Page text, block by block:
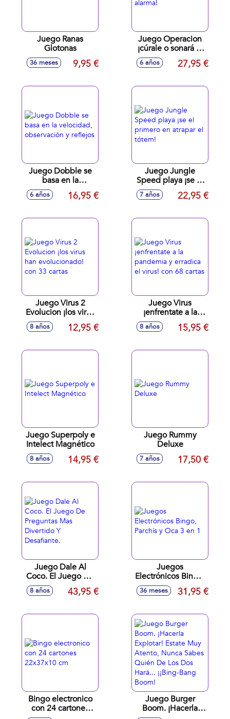
Juego Ranas
Glotonas
36 meses 9,95 €
Juego Operacion
¡cúrale o sonará la
alarma!
6 años 27,95 €
Juego Dobble se
basa en la
velocidad,
observación y
6 años 16,95 €
Juego Jungle
Speed playa ¡se el
primero en atrapar
el tótem!
7 años 22,95 €
Juego Virus 2
Evolucion ¡los virus
han evolucionado!
con 33 cartas
8 años 12,95 €
Juego Virus
¡enfrentate a la
pandemia y
erradica el virus!
8 años 15,95 €
Juego Superpoly e
Intelect Magnético
8 años 14,95 €
Juego Rummy
Deluxe
7 años 17,50 €
Juego Dale Al
Coco. El Juego De
Preguntas Mas
Divertido Y
8 años 43,95 €
Juegos
Electrónicos Bingo,
Parchís y Oca 3 en
1
36 meses 31,95 €
Bingo electronico
con 24 cartones
Juego Burger
Boom. ¡Hacerla